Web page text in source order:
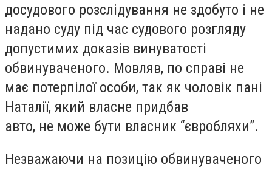
досудового розслідування не здобуто і не
надано суду під час судового розгляду
допустимих доказів винуватості
обвинуваченого. Мовляв, по справі не
має потерпілої особи, так як чоловік пані
Наталії, який власне придбав
авто, не може бути власник “євробляхи”.
Незважаючи на позицію обвинуваченого